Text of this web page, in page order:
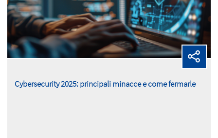
Cybersecurity 2025: principali minacce e come fermarle